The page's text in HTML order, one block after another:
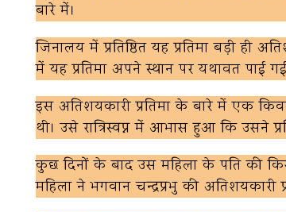
बारे में।
जिनालय में प्रतिष्ठित यह प्रतिमा बड़ी ही
में यह प्रतिमा अपने स्थान पर यथावत पाई
इस अतिशयकारी प्रतिमा के बारे में एक
थी। उसे रात्रिस्वप्न में आभास हुआ कि उसने
कुछ दिनों के बाद उस महिला के पति की
महिला ने भगवान चन्द्रप्रभु की अतिशयकारी